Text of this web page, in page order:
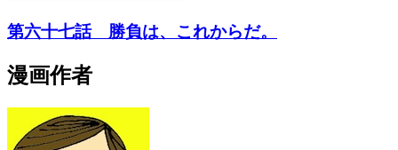
第六十七話 勝負は、これからだ。
漫画作者